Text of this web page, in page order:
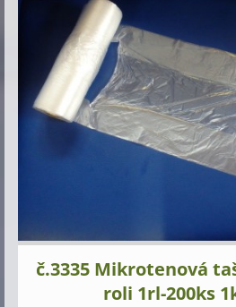
č.3335 Mikrotenová
roli 1rl-200ks